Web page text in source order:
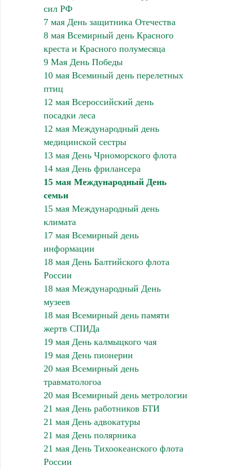
сил РФ
7 мая День защитника Отечества
8 мая Всемирный день Красного
креста и Красного полумесяца
9 Мая День Победы
10 мая Всеминый день перелетных
птиц
12 мая Всероссийский день
посадки леса
12 мая Международный день
медицинской сестры
13 мая День Чрноморского флота
14 мая День фрилансера
15 мая Международный День
семьи
15 мая Международный день
климата
17 мая Всемирный день
информации
18 мая День Балтийского флота
России
18 мая Международный День
музеев
18 мая Всемирный день памяти
жертв СПИДа
19 мая День калмыцкого чая
19 мая День пионерии
20 мая Всемирный день
травматологоа
20 мая Всемирный день метрологии
21 мая День работников БТИ
21 мая День адвокатуры
21 мая День полярника
21 мая День Тихоокеанского флота
России